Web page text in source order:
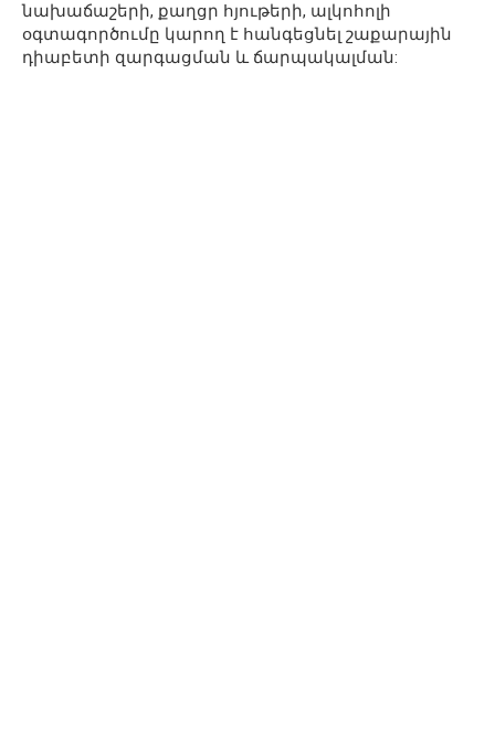
նախաճաշերի, քաղցր հյութերի, ալկոհոլի
օգտագործումը կարող է հանգեցնել շաքարային
դիաբետի զարգացման և ճարպակալման: